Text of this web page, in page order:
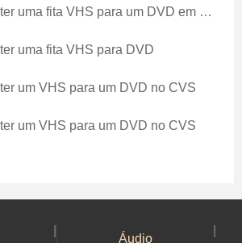
fita VHS para um DVD em um Mac
uma fita VHS para DVD
um VHS para um DVD no CVS
um VHS para um DVD no CVS
Áudio